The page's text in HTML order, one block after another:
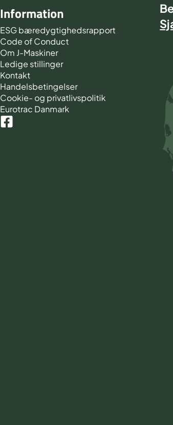
Information
ESG bæredygtighedsrapport
Code of Conduct
Om J-Maskiner
Ledige stillinger
Kontakt
Handelsbetingelser
Cookie- og privatlivspolitik
Eurotrac Danmark